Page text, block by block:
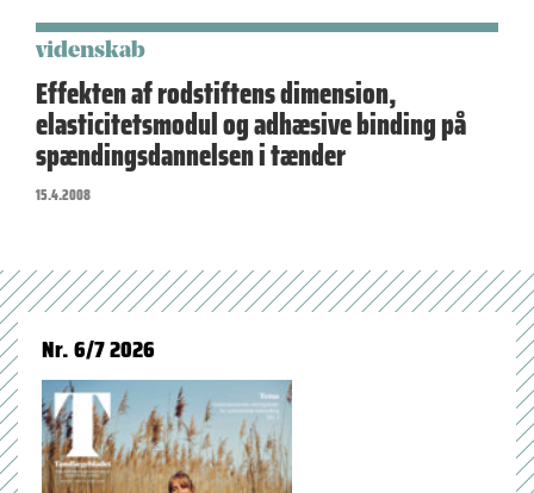
videnskab
Effekten af rodstiftens dimension,
elasticitetsmodul og adhæsive binding på
spændingsdannelsen i tænder
15.4.2008
Nr. 6/7 2026